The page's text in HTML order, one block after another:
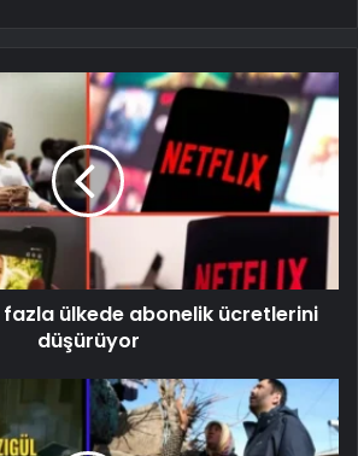
ülkede abonelik ücretlerini
düşürüyor